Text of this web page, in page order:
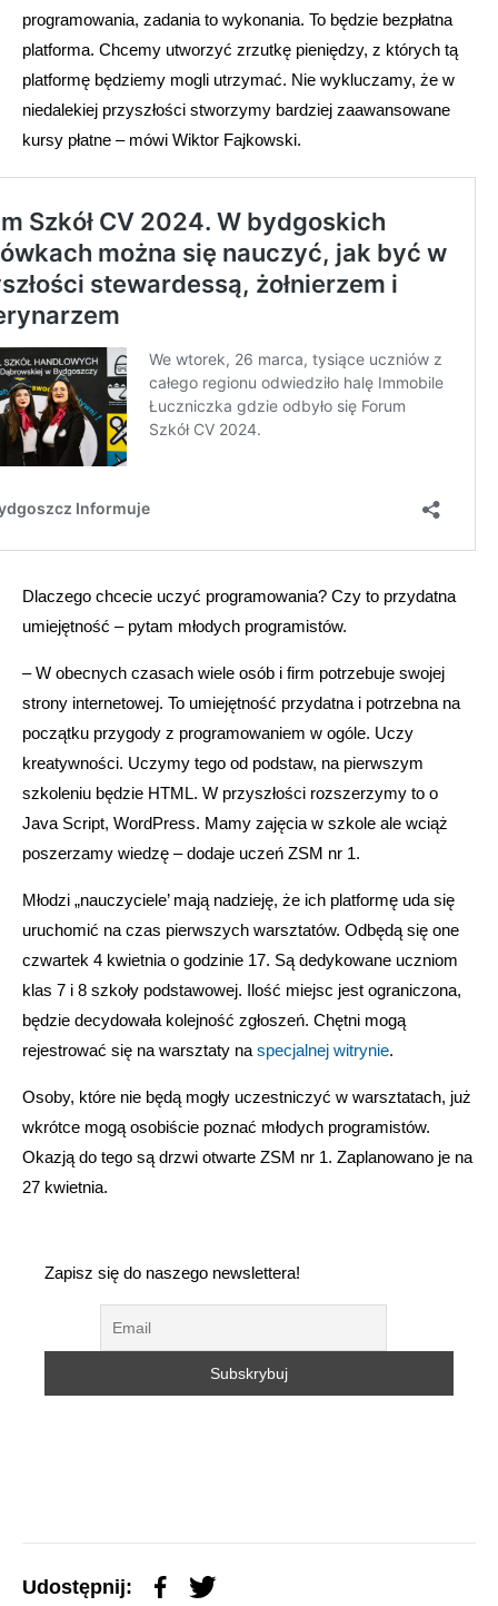
programowania, zadania to wykonania. To będzie bezpłatna
platforma. Chcemy utworzyć zrzutkę pieniędzy, z których tą
platformę będziemy mogli utrzymać. Nie wykluczamy, że w
niedalekiej przyszłości stworzymy bardziej zaawansowane
kursy płatne – mówi Wiktor Fajkowski.
Dlaczego chcecie uczyć programowania? Czy to przydatna
umiejętność – pytam młodych programistów.
– W obecnych czasach wiele osób i firm potrzebuje swojej
strony internetowej. To umiejętność przydatna i potrzebna na
początku przygody z programowaniem w ogóle. Uczy
kreatywności. Uczymy tego od podstaw, na pierwszym
szkoleniu będzie HTML. W przyszłości rozszerzymy to o
Java Script, WordPress. Mamy zajęcia w szkole ale wciąż
poszerzamy wiedzę – dodaje uczeń ZSM nr 1.
Młodzi „nauczyciele’ mają nadzieję, że ich platformę uda się
uruchomić na czas pierwszych warsztatów. Odbędą się one
czwartek 4 kwietnia o godzinie 17. Są dedykowane uczniom
klas 7 i 8 szkoły podstawowej. Ilość miejsc jest ograniczona,
będzie decydowała kolejność zgłoszeń. Chętni mogą
rejestrować się na warsztaty na specjalnej witrynie.
Osoby, które nie będą mogły uczestniczyć w warsztatach, już
wkrótce mogą osobiście poznać młodych programistów.
Okazją do tego są drzwi otwarte ZSM nr 1. Zaplanowano je na
27 kwietnia.
Zapisz się do naszego newslettera!
Udostępnij: